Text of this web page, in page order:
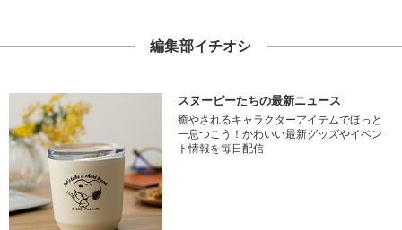
編集部イチオシ
スヌーピーたちの最新ニュース
癒やされるキャラクターアイテムでほっと
一息つこう！かわいい最新グッズやイベン
ト情報を毎日配信